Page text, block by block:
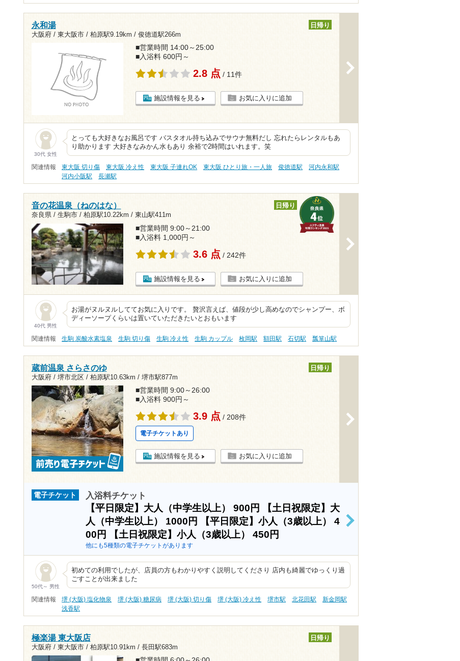
永和湯
大阪府 / 東大阪市 / 柏原駅9.19km / 俊徳道駅266m
日帰り
■営業時間 14:00～25:00
■入浴料 600円～
2.8 点 / 11件
施設情報を見る お気に入りに追加
30代 女性
とっても大好きなお風呂です バスタオル持ち込みでサウナ無料だし 忘れたらレンタルもあ
り助かります 大好きなみかん水もあり 余裕で2時間はいれます。笑
関連情報 東大阪 切り傷 東大阪 冷え性 東大阪 子連れOK 東大阪 ひとり旅・一人旅 俊徳道駅
河内永和駅
河内小阪駅
長瀬駅
音の花温泉（ねのはな）
奈良県 / 生駒市 / 柏原駅10.22km / 東山駅411m
日帰り
■営業時間 9:00～21:00
■入浴料 1,000円～
3.6 点 / 242件
施設情報を見る お気に入りに追加
40代 男性
お湯がヌルヌルしててお気に入りです。 贅沢言えば、値段が少し高めなのでシャンプー、ボ
ディーソープくらいは置いていただきたいとおもいます
関連情報 生駒 炭酸水素塩泉 生駒 切り傷 生駒 冷え性 生駒 カップル 枚岡駅 額田駅 石切駅 瓢箪山駅
蔵前温泉 さらさのゆ
大阪府 / 堺市北区 / 柏原駅10.63km / 堺市駅877m
日帰り
■営業時間 9:00～26:00
■入浴料 900円～
3.9 点 / 208件
電子チケットあり
施設情報を見る お気に入りに追加
電子チケット 入浴料チケット
【平日限定】大人（中学生以上） 900円
【土日祝限定】大
人（中学生以上） 1000円 【平日限定】小人（3歳以上） 4
00円
【土日祝限定】小人（3歳以上） 450円
他にも5種類の電子チケットがあります
>
50代～ 男性
初めての利用でしたが、店員の方もわかりやすく説明してくださり 店内も綺麗でゆっくり過
ごすことが出来ました
関連情報 堺 (大阪) 塩化物泉 堺 (大阪) 糖尿病 堺 (大阪) 切り傷 堺 (大阪) 冷え性 堺市駅 北花田駅
新金岡駅
浅香駅
極楽湯 東大阪店
大阪府 / 東大阪市 / 柏原駅10.91km / 長田駅683m
日帰り